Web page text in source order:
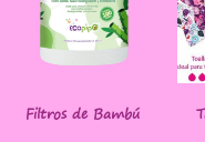
Filtros de Bambú